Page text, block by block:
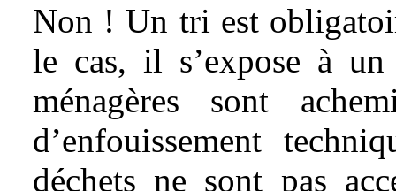
Non ! Un tri est
le cas, il s’expose à
ménagères sont
d’enfouissement
déchets ne sont pas